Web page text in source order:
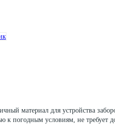
материал для устройства
к погодным условиям, не